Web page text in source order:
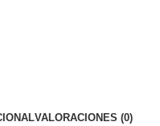
VALORACIONES (0)